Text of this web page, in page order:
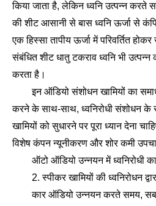
किया जाता है, लेकिन ध्वनि उत्पन्न करते
की शीट आसानी से बास ध्वनि ऊर्जा से
एक हिस्सा तापीय ऊर्जा में परिवर्तित
संबंधित शीट धातु टकराव ध्वनि भी
करता है।
इन ऑडियो संशोधन खामियों का
करने के साथ-साथ, ध्वनिरोधी संशोधन के
खामियों को सुधारने पर पूरा ध्यान देना
विशेष कंपन न्यूनीकरण और शोर कमी
ऑटो ऑडियो उन्नयन में ध्वनिरोधी
2. स्पीकर खामियों की ध्वनिरोधन द्वारा
कार ऑडियो उन्नयन करते समय,